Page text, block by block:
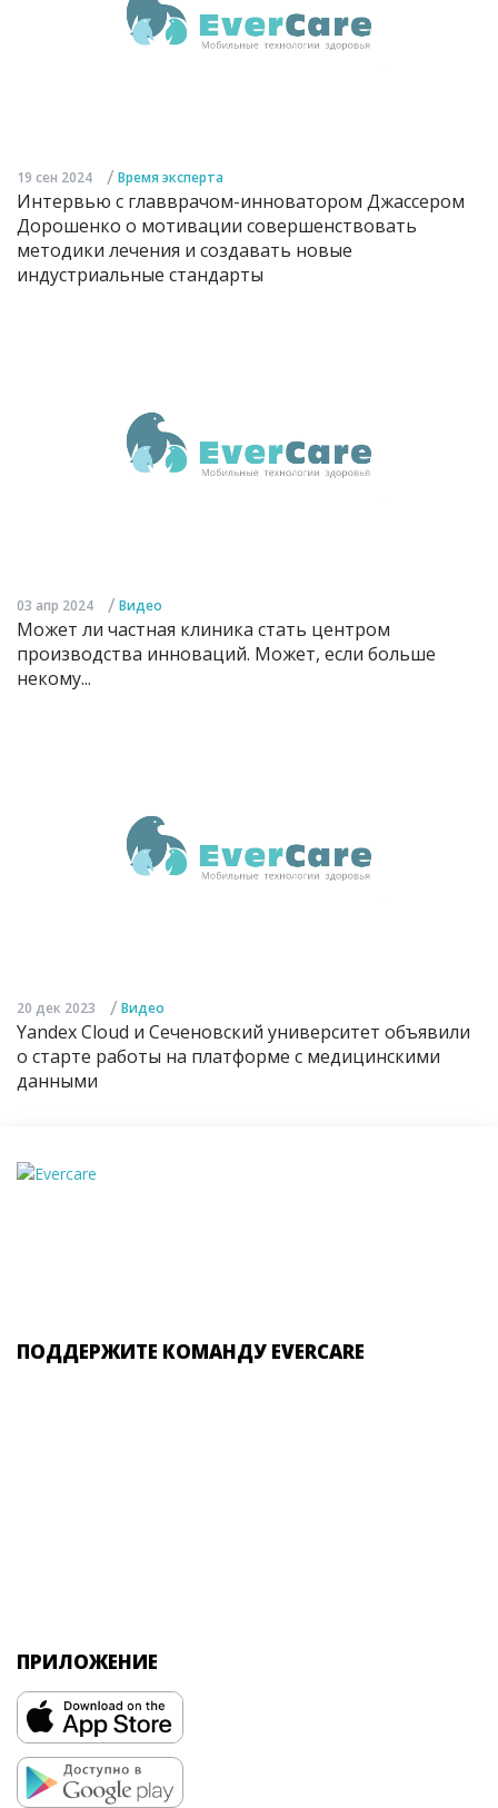
19 сен 2024 / Время эксперта
Интервью с главврачом-инноватором Джассером
Дорошенко о мотивации совершенствовать
методики лечения и создавать новые
индустриальные стандарты
03 апр 2024 / Видео
Может ли частная клиника стать центром
производства инноваций. Может, если больше
некому...
20 дек 2023 / Видео
Yandex Cloud и Сеченовский университет объявили
о старте работы на платформе с медицинскими
данными
ПОДДЕРЖИТЕ КОМАНДУ EVERCARE
ПРИЛОЖЕНИЕ